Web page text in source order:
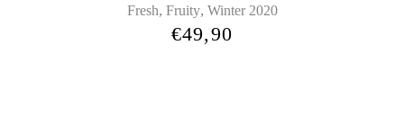
Fresh, Fruity, Winter 2020
€49,90